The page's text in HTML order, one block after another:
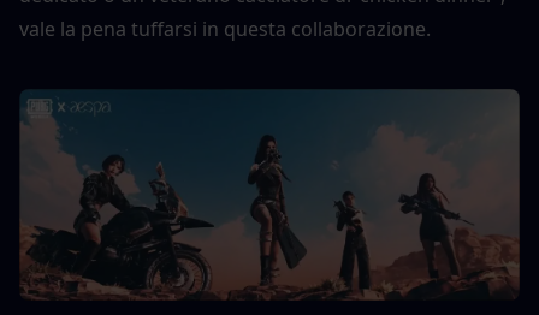
vale la pena tuffarsi in questa collaborazione.